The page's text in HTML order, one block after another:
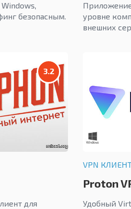
безопасным.
уровне
внешних
3.2
для
VPN
Proton
Удобный